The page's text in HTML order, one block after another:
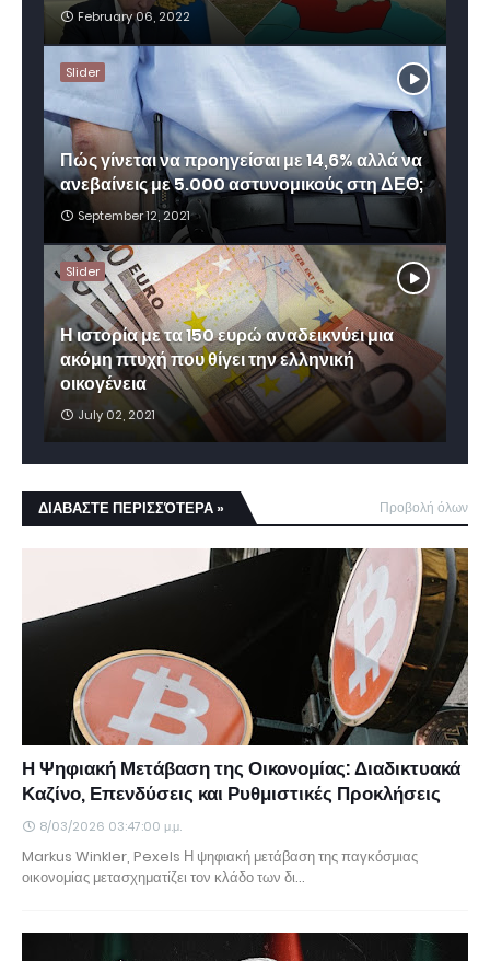
February 06, 2022
Slider
Πώς γίνεται να προηγείσαι με 14,6% αλλά να
ανεβαίνεις με 5.000 αστυνομικούς στη ΔΕΘ;
September 12, 2021
Slider
Η ιστορία με τα 150 ευρώ αναδεικνύει μια
ακόμη πτυχή που θίγει την ελληνική
οικογένεια
July 02, 2021
ΔΙΑΒΑΣΤΕ ΠΕΡΙΣΣΌΤΕΡΑ » Προβολή όλων
Η Ψηφιακή Μετάβαση της Οικονομίας: Διαδικτυακά
Καζίνο, Επενδύσεις και Ρυθμιστικές Προκλήσεις
8/03/2026 03:47:00 μ.μ.
Markus Winkler, Pexels Η ψηφιακή μετάβαση της παγκόσμιας
οικονομίας μετασχηματίζει τον κλάδο των δι…